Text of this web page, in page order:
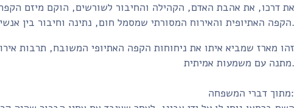
את דרכו, את אהבת האדם, הקהילה והחיבור לשורשים, הוקם מיזם
הקפה האתיופית והאירוח המסורתי שמסמל חום, נתינה וחיבור בין אנשים.
זהו מארז שמביא איתו את ניחוחות הקפה האתיופי המשובח, תרבות
מתנה עם משמעות אמיתית.
מתוך דברי המשפחה: